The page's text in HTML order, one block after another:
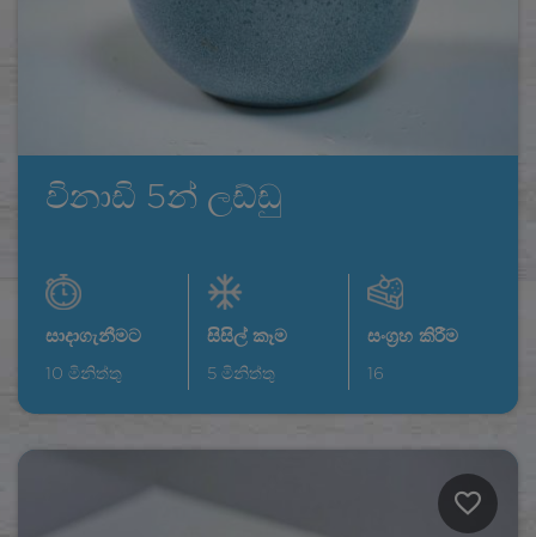
විනාඩි 5න් ලඩ්ඩු
සාදාගැනීමට
10 මිනිත්තු
සිසිල් කෑම
5 මිනිත්තු
සංග්‍රහ කිරීම
16